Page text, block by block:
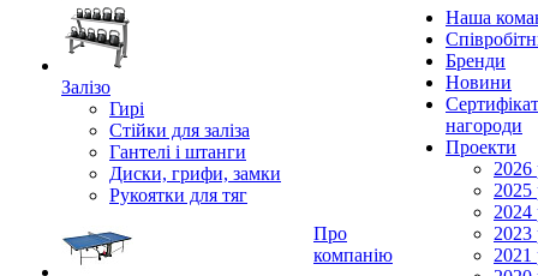
Залізо
Гирі
Стійки для заліза
Гантелі і штанги
Диски, грифи, замки
Рукоятки для тяг
Про
компанію
Наша
Бренди
Новини
нагороди
Проекти
2026
2025
2024
2023
2021